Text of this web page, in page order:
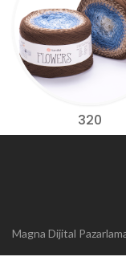
320
Web
Magna Dijital